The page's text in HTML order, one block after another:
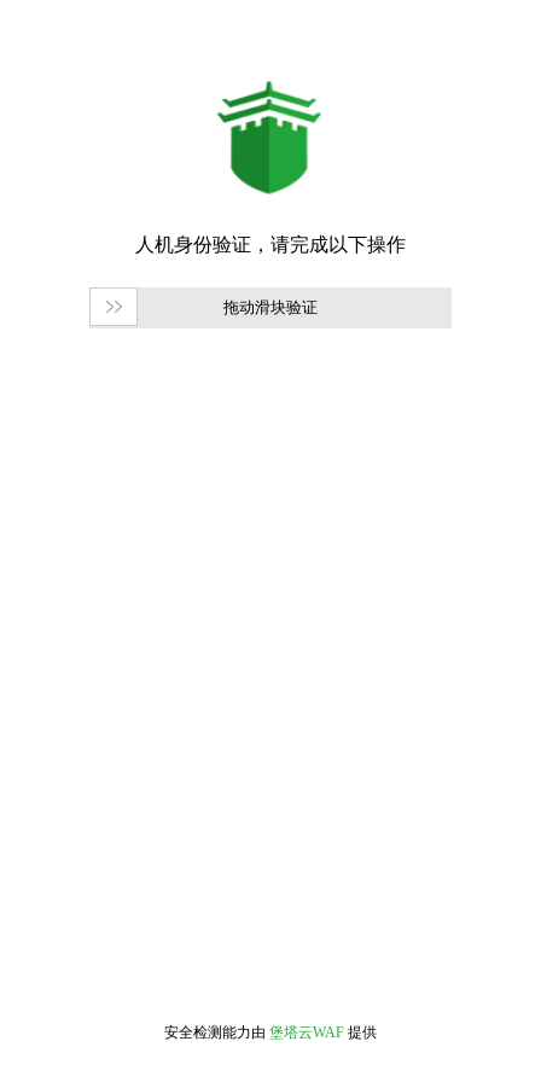
拖动滑块验证
安全检测能力由 堡塔云WAF 提供